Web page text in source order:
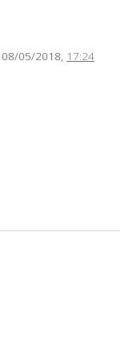
08/05/2018, 17:24